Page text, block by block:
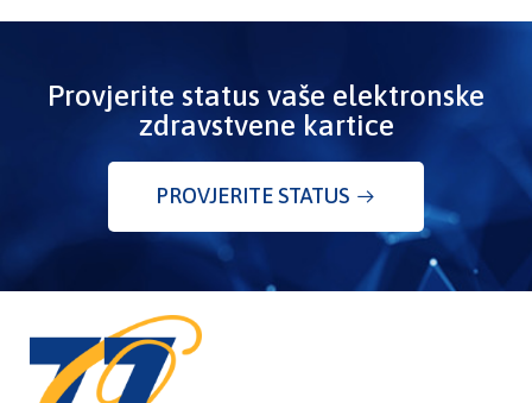
Provjerite status vaše elektronske
zdravstvene kartice
PROVJERITE STATUS